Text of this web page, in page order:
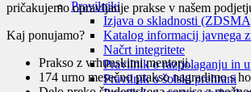
Pravilniki
Izjava o skladnosti
Katalog informacij javnega
Načrt integritete
Pravilnik o razpolaganju in
Pravilnik o šolski prehrani
pričakujemo opravljanje prakse v našem
Kaj ponujamo?
Prakso z vrhunskimi mentorji.
174 urno mesečno prakso nagradimo s